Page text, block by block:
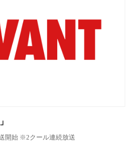
始 ※2クール連続放送